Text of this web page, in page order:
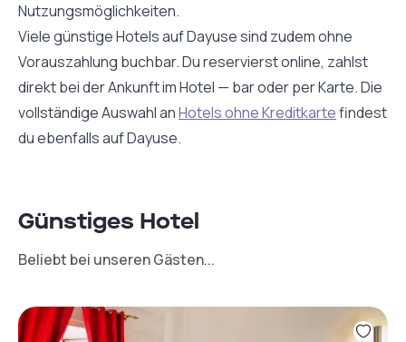
Nutzungsmöglichkeiten.
Viele günstige Hotels auf Dayuse sind zudem ohne
Vorauszahlung buchbar. Du reservierst online, zahlst
direkt bei der Ankunft im Hotel — bar oder per Karte. Die
vollständige Auswahl anHotels ohne Kreditkartefindest
du ebenfalls auf Dayuse.
Günstiges Hotel
Beliebt bei unseren Gästen...